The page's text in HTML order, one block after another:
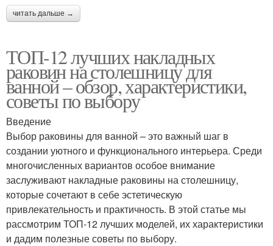
читать дальше →
ТОП-12 лучших накладных
раковин на столешницу для
ванной – обзор, характеристики,
советы по выбору
Введение
Выбор раковины для ванной – это важный шаг в
создании уютного и функционального интерьера. Среди
многочисленных вариантов особое внимание
заслуживают накладные раковины на столешницу,
которые сочетают в себе эстетическую
привлекательность и практичность. В этой статье мы
рассмотрим ТОП-12 лучших моделей, их характеристики
и дадим полезные советы по выбору.